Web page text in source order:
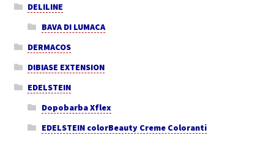
DELILINE
BAVA DI LUMACA
DERMACOS
DIBIASE EXTENSION
EDELSTEIN
Dopobarba Xflex
EDELSTEIN colorBeauty Creme Coloranti